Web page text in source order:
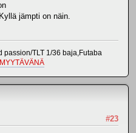
jämpti on näin.
passion/TLT 1/36 baja,Futaba
MYYTÄVÄNÄ
#23